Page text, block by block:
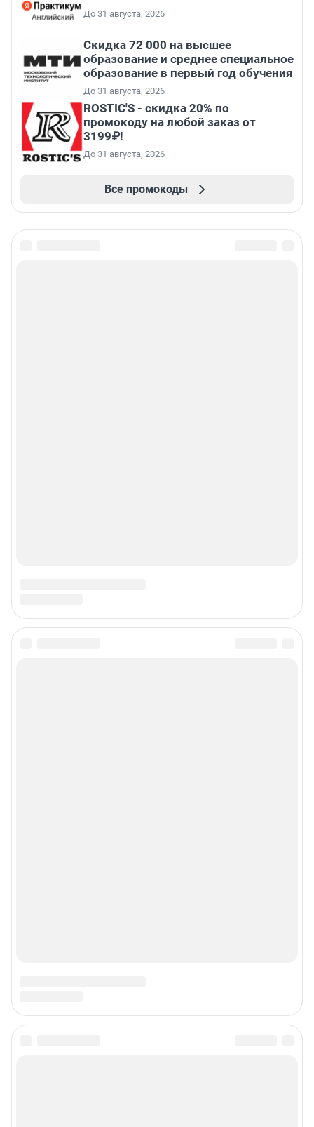
До 31 августа, 2026
Скидка 72 000 на высшее
образование и среднее специальное
образование в первый год обучения
До 31 августа, 2026
ROSTIC'S - скидка 20% по
промокоду на любой заказ от
3199₽!
До 31 августа, 2026
Все промокоды